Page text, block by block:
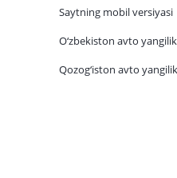
Saytning mobil versiyasi
O‘zbekiston avto
Qozog‘iston avto